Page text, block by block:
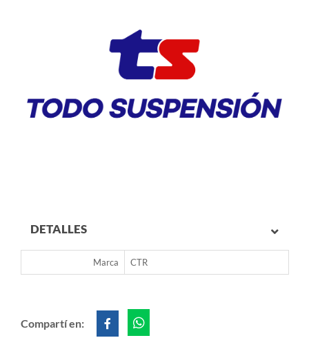
DETALLES
Marca CTR
Compartí en: